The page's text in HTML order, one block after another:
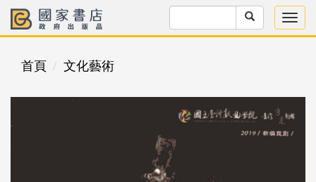
首頁 文化藝術